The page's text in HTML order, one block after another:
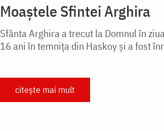
Moaștele Sfintei Arghira
Sfânta Arghira a trecut la Domnul în
16 ani în temnița din Haskoy și a fost
citește mai mult